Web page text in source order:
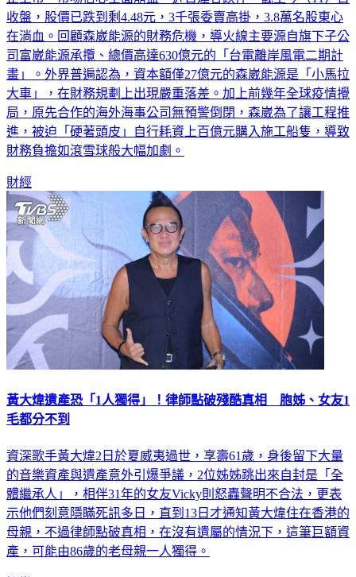
收盤，股價已跌到剩4.48元，3千張委賣高掛，3.8萬名股東心
在淌血。回顧森崴能源的財務危機，導火線主要源自旗下子公
司富崴能源承攬、總價高達630億元的「台電離岸風電二期計
畫」。外界普遍認為，資本額僅27億元的森崴能源是「小馬拉
大車」，在財務規劃上出現嚴重落差。加上前幾年全球疫情攪
局，原先合作的海外海事公司無預警倒閉，森崴為了讓工程推
進，被迫「硬著頭皮」自行耗資上百億元購入施工船隻，導致
財務負擔如滾雪球般大幅加劇。
財經
黃大煒遺產恐「1人獨得」！律師點破殘酷真相 胞姊、女友1
毛都分不到
資深歌手黃大煒2日於夏威夷過世，享壽61歲，身後留下大量
的音樂資產與遺產意外引爆爭議，2位姊姊跳出來自封是「全
體繼承人」，相伴31年的女友Vicky則怒轟聲明不合法，更表
示他們刻意隱瞞死訊多日，直到13日才通知黃大煒住在香港的
母親，不過律師點破真相，在沒有遺屬的情況下，這筆巨額資
產，可能由86歲的老母親一人獨得。